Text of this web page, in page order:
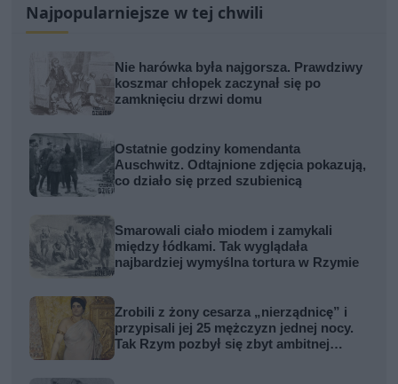
Najpopularniejsze w tej chwili
Nie harówka była najgorsza. Prawdziwy
koszmar chłopek zaczynał się po
zamknięciu drzwi domu
Ostatnie godziny komendanta
Auschwitz. Odtajnione zdjęcia pokazują,
co działo się przed szubienicą
Smarowali ciało miodem i zamykali
między łódkami. Tak wyglądała
najbardziej wymyślna tortura w Rzymie
Zrobili z żony cesarza „nierządnicę” i
przypisali jej 25 mężczyzn jednej nocy.
Tak Rzym pozbył się zbyt ambitnej